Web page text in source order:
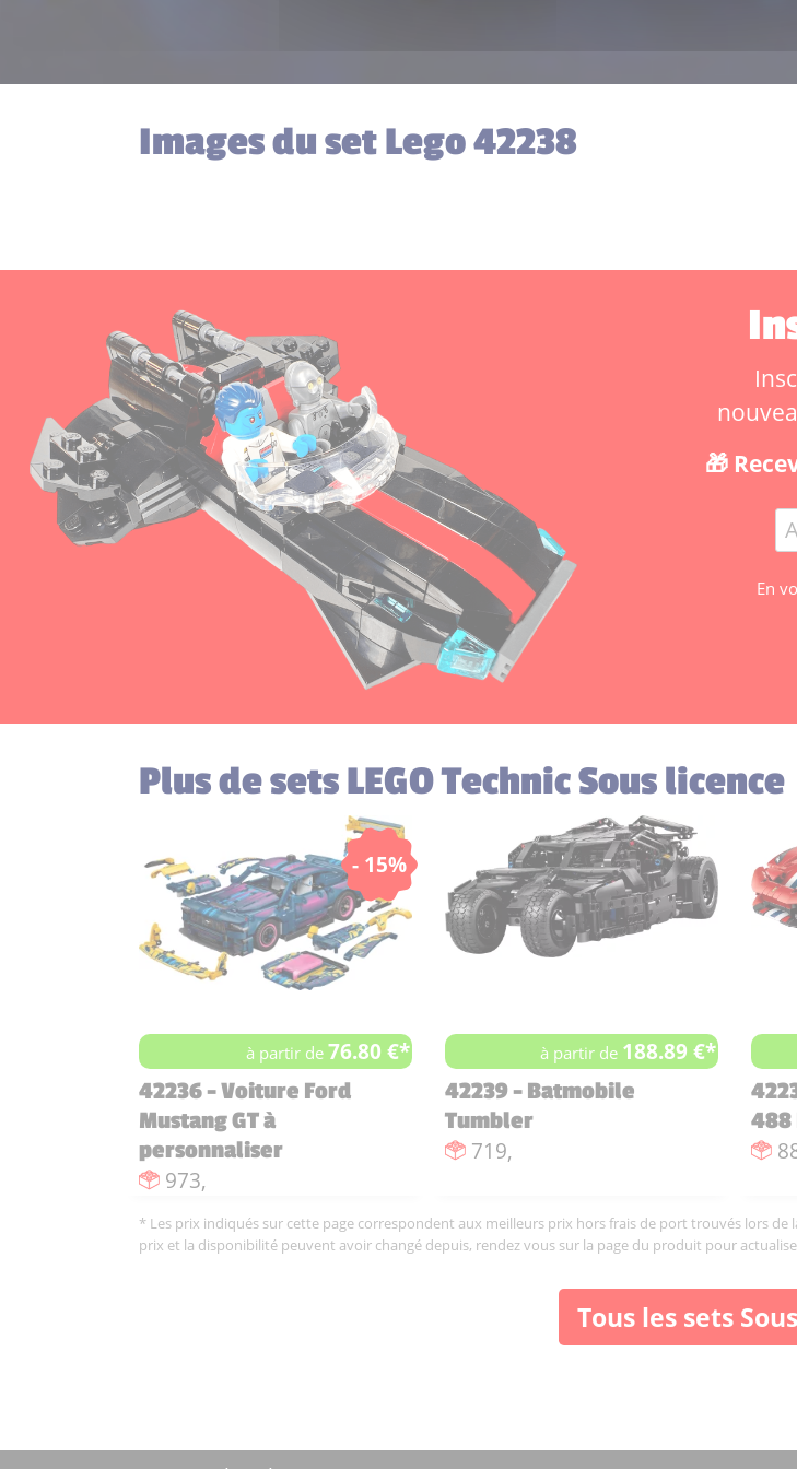
Images du set Lego 42238
🎁
En
Plus de sets LEGO Technic Sous licence
- 15%
à partir de76.80 €*
42236 - Voiture Ford
Mustang GT à
personnaliser
Nombre de pièces :
973,
à partir de 188.89 €*
42239 - Batmobile
Tumbler
Nombre de pièces :
719,
488
* Les prix indiqués sur cette page correspondent aux meilleurs prix hors frais de port trouvés lors
prix et la disponibilité peuvent avoir changé depuis, rendez vous sur la page du produit pour
Tous les sets